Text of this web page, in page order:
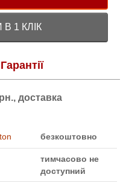
1 КЛІК
Гарантії
доставка
безкоштовно
тимчасово не
доступний